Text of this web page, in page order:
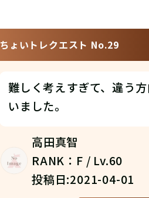
ちょいトレクエスト No.29
難しく考えすぎて、違う
いました。
高田真智
RANK：F / Lv.60
投稿日:2021-04-01